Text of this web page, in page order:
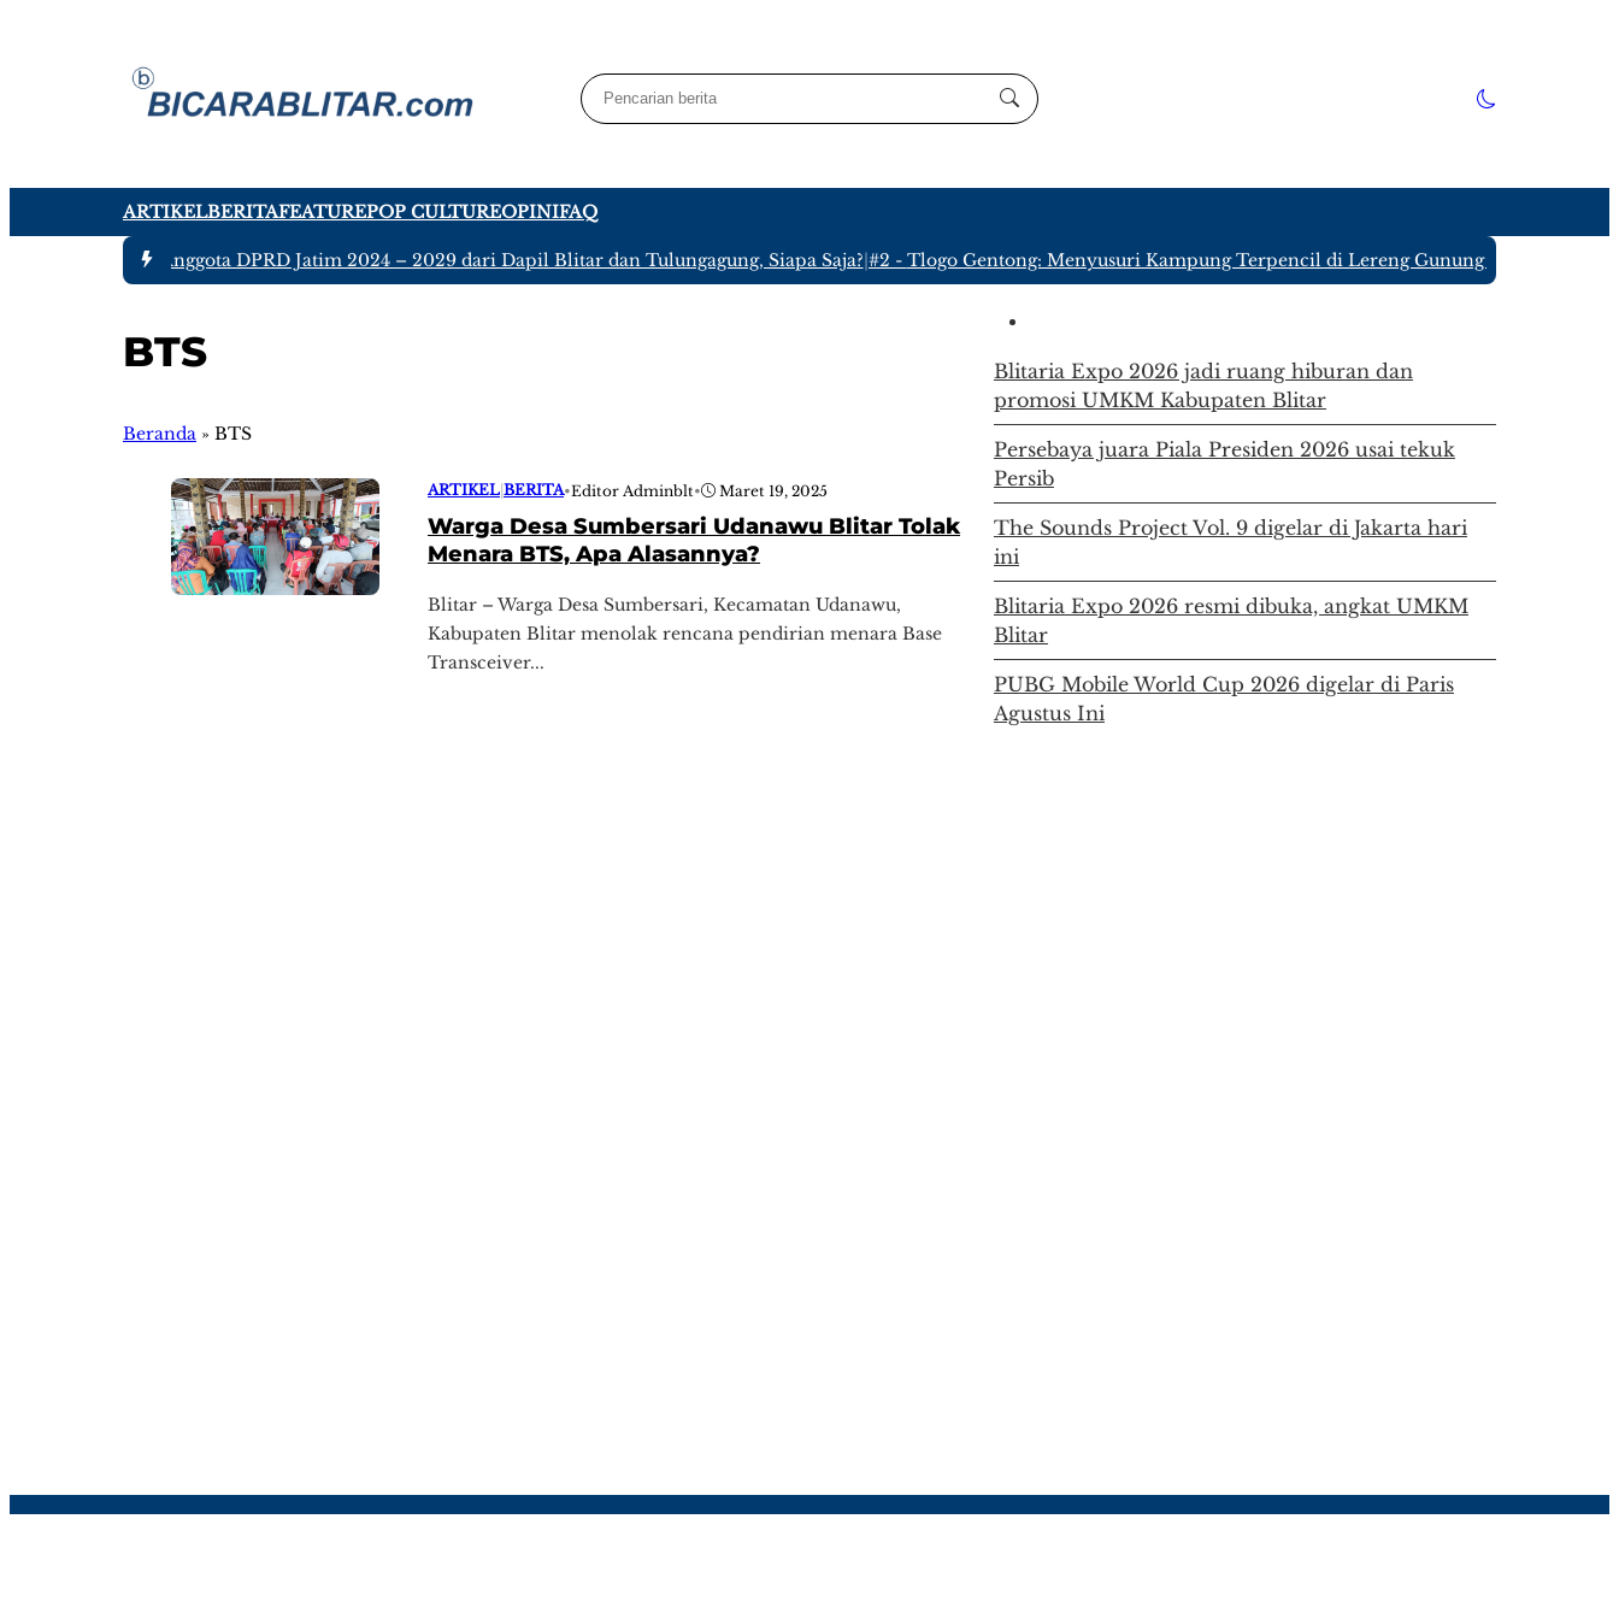
ARTIKELBERITAFEATUREPOP CULTUREOPINIFAQ
Ada tujuh Anggota DPRD Jatim 2024 – 2029 dari Dapil Blitar dan Tulungagung, Siapa Saja?|#2 - Tlogo Gentong: Menyusuri Kampung Terpencil di Lereng Gunung Kawi Blitar
BTS
Beranda » BTS
ARTIKEL |BERITA•Editor Adminblt• Maret 19, 2025
Warga Desa Sumbersari Udanawu Blitar Tolak
Menara BTS, Apa Alasannya?
Blitar – Warga Desa Sumbersari, Kecamatan Udanawu,
Kabupaten Blitar menolak rencana pendirian menara Base
Transceiver...
Blitaria Expo 2026 jadi ruang hiburan dan
promosi UMKM Kabupaten Blitar
Persebaya juara Piala Presiden 2026 usai tekuk
Persib
The Sounds Project Vol. 9 digelar di Jakarta hari
ini
Blitaria Expo 2026 resmi dibuka, angkat UMKM
Blitar
PUBG Mobile World Cup 2026 digelar di Paris
Agustus Ini